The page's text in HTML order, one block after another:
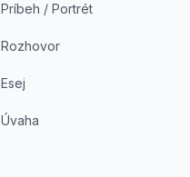
Príbeh / Portrét
Rozhovor
Esej
Úvaha